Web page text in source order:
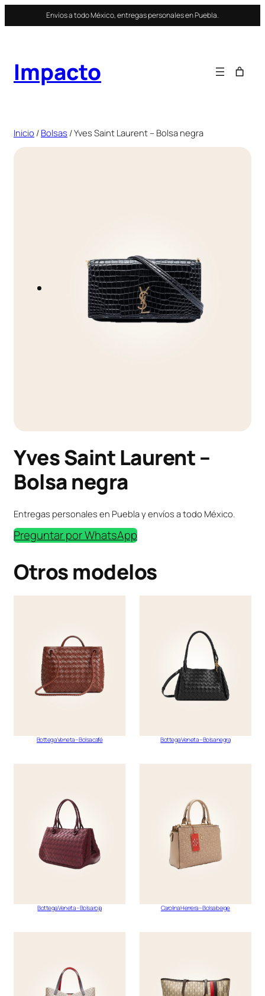
al
Envíos a todo México, entregas personales en Puebla.
Impacto
Inicio / Bolsas / Yves Saint Laurent – Bolsa negra
Yves Saint Laurent –
Bolsa negra
Entregas personales en Puebla y envíos a todo México.
Preguntar por WhatsApp
Otros modelos
Bottega Veneta – Bolsa café Bottega Veneta – Bolsa negra
Bottega Veneta – Bolsa roja Carolina Herrera – Bolsa beige